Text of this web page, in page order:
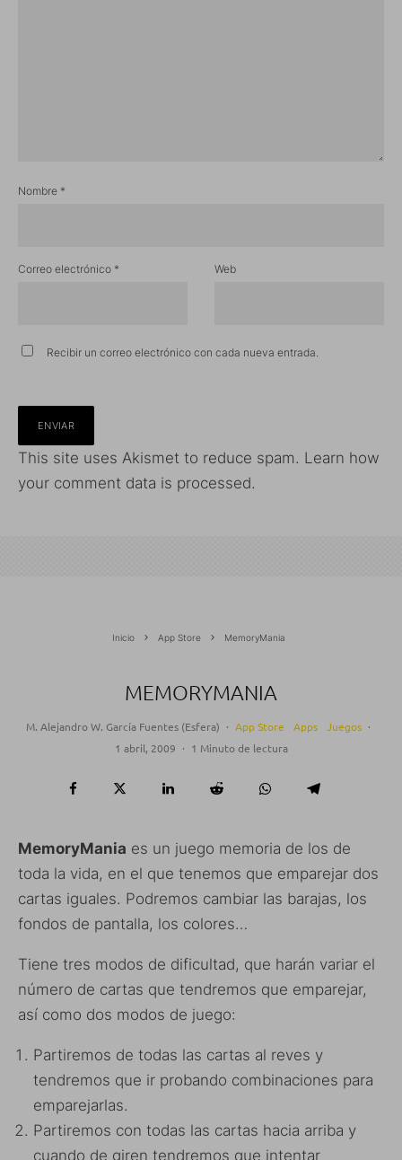
Nombre *
Correo electrónico * Web
Recibir un correo electrónico con cada nueva entrada.
This site uses Akismet to reduce spam. Learn how
your comment data is processed.
Inicio App Store MemoryMania
MEMORYMANIA
M. Alejandro W. García Fuentes (Esfera) · App Store Apps Juegos ·
1 abril, 2009 · 1 Minuto de lectura
MemoryMania es un juego memoria de los de
toda la vida, en el que tenemos que emparejar dos
cartas iguales. Podremos cambiar las barajas, los
fondos de pantalla, los colores…
Tiene tres modos de dificultad, que harán variar el
número de cartas que tendremos que emparejar,
así como dos modos de juego:
Partiremos de todas las cartas al reves y
tendremos que ir probando combinaciones para
emparejarlas.
Partiremos con todas las cartas hacia arriba y
cuando de giren tendremos que intentar